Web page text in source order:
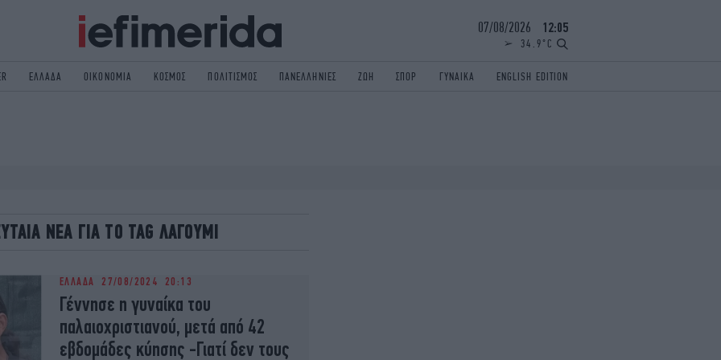
07/08/2026 12:05
34.9°C
ΕΛΛΑΔΑ ΟΙΚΟΝΟΜΙΑ ΚΟΣΜΟΣ ΠΟΛΙΤΙΣΜΟΣ ΠΑΝΕΛΛΗΝΙΕΣ ΖΩΗ ΣΠΟΡ ΓΥΝΑΙΚΑ ENGLISH EDITION
PODCAST
MEDIA
ΝΕΑ ΓΙΑ ΤΟ TAG ΛΑΓΟΥΜΙ
ΕΛΛΑΔΑ 27/08/2024 20:13
Γέννησε η γυναίκα του
παλαιοχριστιανού, μετά από 42
εβδομάδες κύησης -Γιατί δεν τους